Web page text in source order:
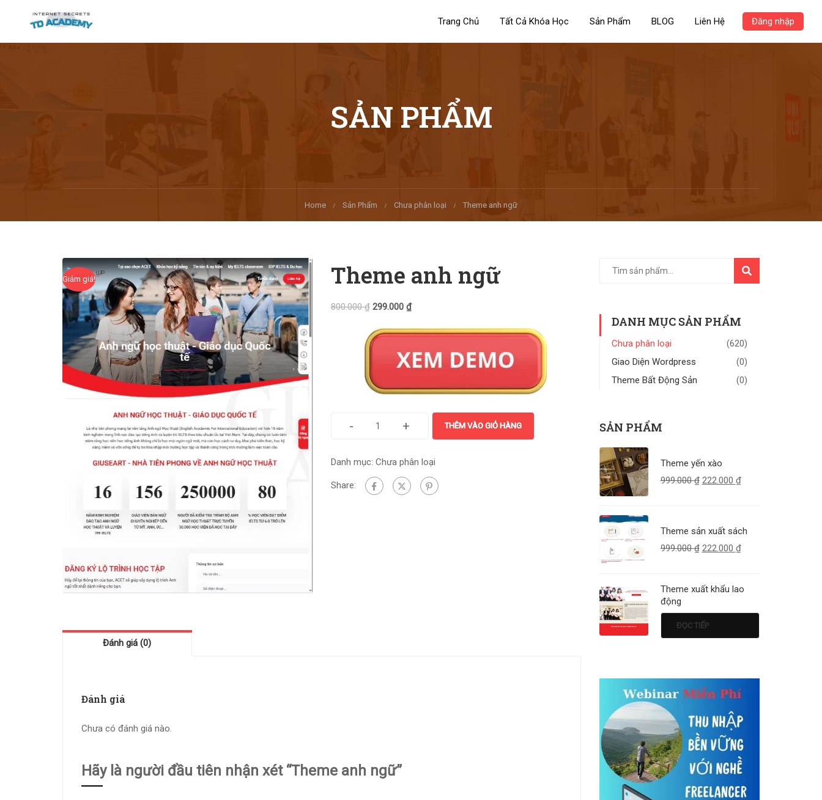
Trang Chủ Tất Cả Khóa Học Sản Phẩm BLOG Liên Hệ Đăng nhập
SẢN PHẨM
Home Sản Phẩm Chưa phân loại Theme anh ngữ
Giảm giá! Theme anh ngữ
800.000₫ 299.000 ₫
- + THÊM VÀO GIỎ HÀNG
Danh mục: Chưa phân loại
Share:
Đánh giá (0)
Đánh giá
Chưa có đánh giá nào.
Hãy là người đầu tiên nhận xét “Theme anh ngữ”
TÌM
KIẾM
DANH MỤC SẢN PHẨM
Chưa phân loại
(620)
Giao Diện Wordpress
(0)
Theme Bất Động Sản
(0)
SẢN PHẨM
Theme yến xào
999.000₫ 222.000 ₫
Theme sản xuất sách
999.000₫ 222.000 ₫
Theme xuất khẩu lao
động
ĐỌC TIẾP